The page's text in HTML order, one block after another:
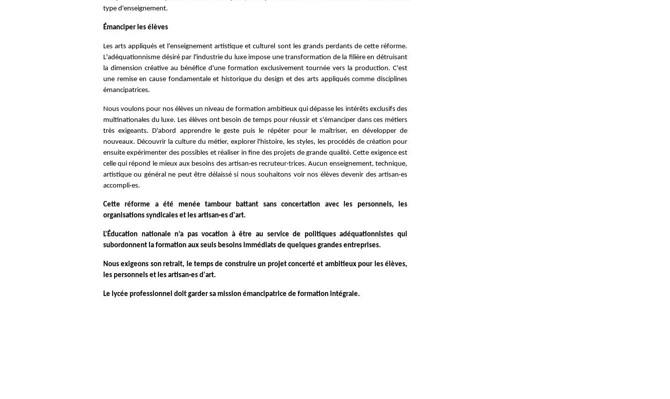
type d'enseignement.
Émanciper les élèves
Les arts appliqués et l'enseignement artistique et culturel sont les grands perdants de cette réforme.
L'adéquationnisme désiré par l'industrie du luxe impose une transformation de la filière en détruisant
la dimension créative au bénéfice d'une formation exclusivement tournée vers la production. C'est
une remise en cause fondamentale et historique du design et des arts appliqués comme disciplines
émancipatrices.
Nous voulons pour nos élèves un niveau de formation ambitieux qui dépasse les intérêts exclusifs des
multinationales du luxe. Les élèves ont besoin de temps pour réussir et s'émanciper dans ces métiers
très exigeants. D'abord apprendre le geste puis le répéter pour le maîtriser, en développer de
nouveaux. Découvrir la culture du métier, explorer l'histoire, les styles, les procédés de création pour
ensuite expérimenter des possibles et réaliser in fine des projets de grande qualité. Cette exigence est
celle qui répond le mieux aux besoins des artisan·es recruteur·trices. Aucun enseignement, technique,
artistique ou général ne peut être délaissé si nous souhaitons voir nos élèves devenir des artisan·es
accompli·es.
Cette réforme a été menée tambour battant sans concertation avec les personnels, les
organisations syndicales et les artisan·es d'art.
L'Éducation nationale n’a pas vocation à être au service de politiques adéquationnistes qui
subordonnent la formation aux seuls besoins immédiats de quelques grandes entreprises.
Nous exigeons son retrait, le temps de construire un projet concerté et ambitieux pour les élèves,
les personnels et les artisan·es d'art.
Le lycée professionnel doit garder sa mission émancipatrice de formation intégrale.